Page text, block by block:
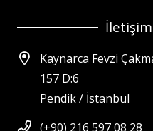
Kaynarca Fevzi
157 D:6
Pendik / İstanbul
(+90) 216 597 08 28